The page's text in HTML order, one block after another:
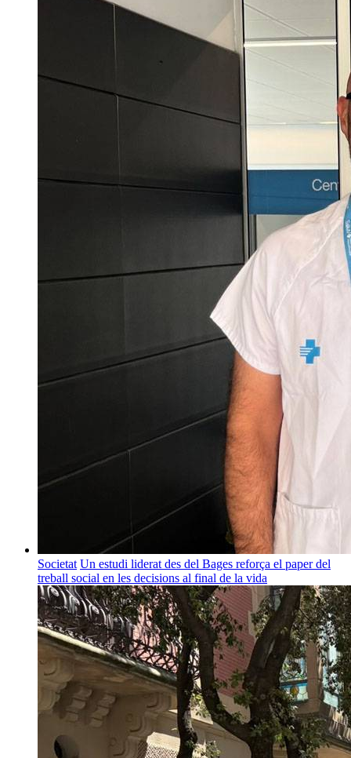
Societat Un estudi liderat des del Bages reforça el paper del
treball social en les decisions al final de la vida